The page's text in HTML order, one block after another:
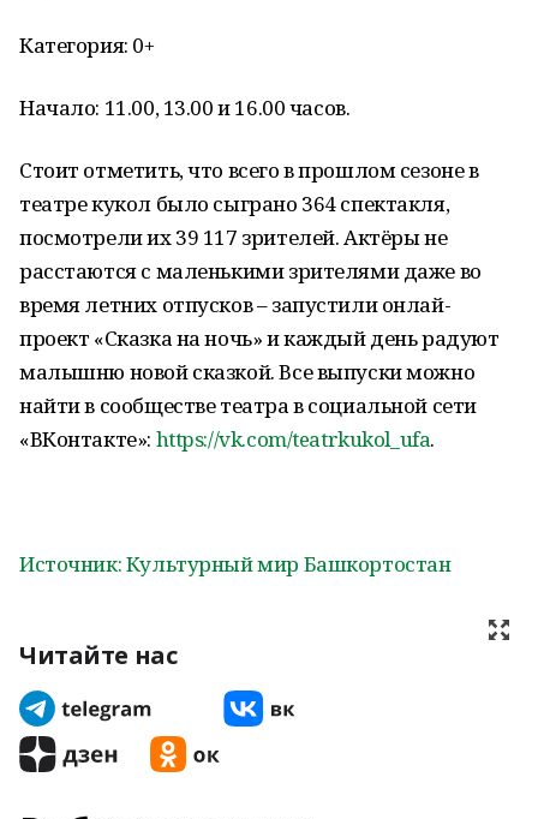
Категория: 0+
Начало: 11.00, 13.00 и 16.00 часов.
Стоит отметить, что всего в прошлом сезоне в
театре кукол было сыграно 364 спектакля,
посмотрели их 39 117 зрителей. Актёры не
расстаются с маленькими зрителями даже во
время летних отпусков – запустили онлай-
проект «Сказка на ночь» и каждый день радуют
малышню новой сказкой. Все выпуски можно
найти в сообществе театра в социальной сети
«ВКонтакте»: https://vk.com/teatrkukol_ufa.
Источник: Культурный мир Башкортостан
Читайте нас